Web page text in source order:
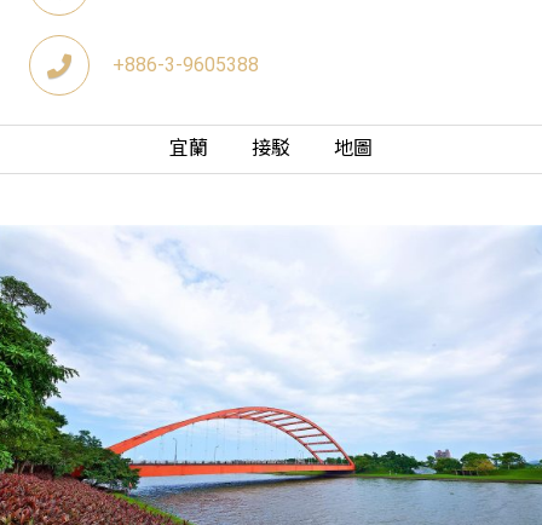
+886-3-9605388
宜蘭 接駁 地圖